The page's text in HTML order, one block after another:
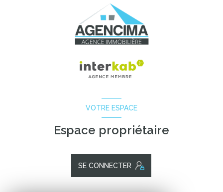
VOTRE ESPACE
Espace propriétaire
SE CONNECTER